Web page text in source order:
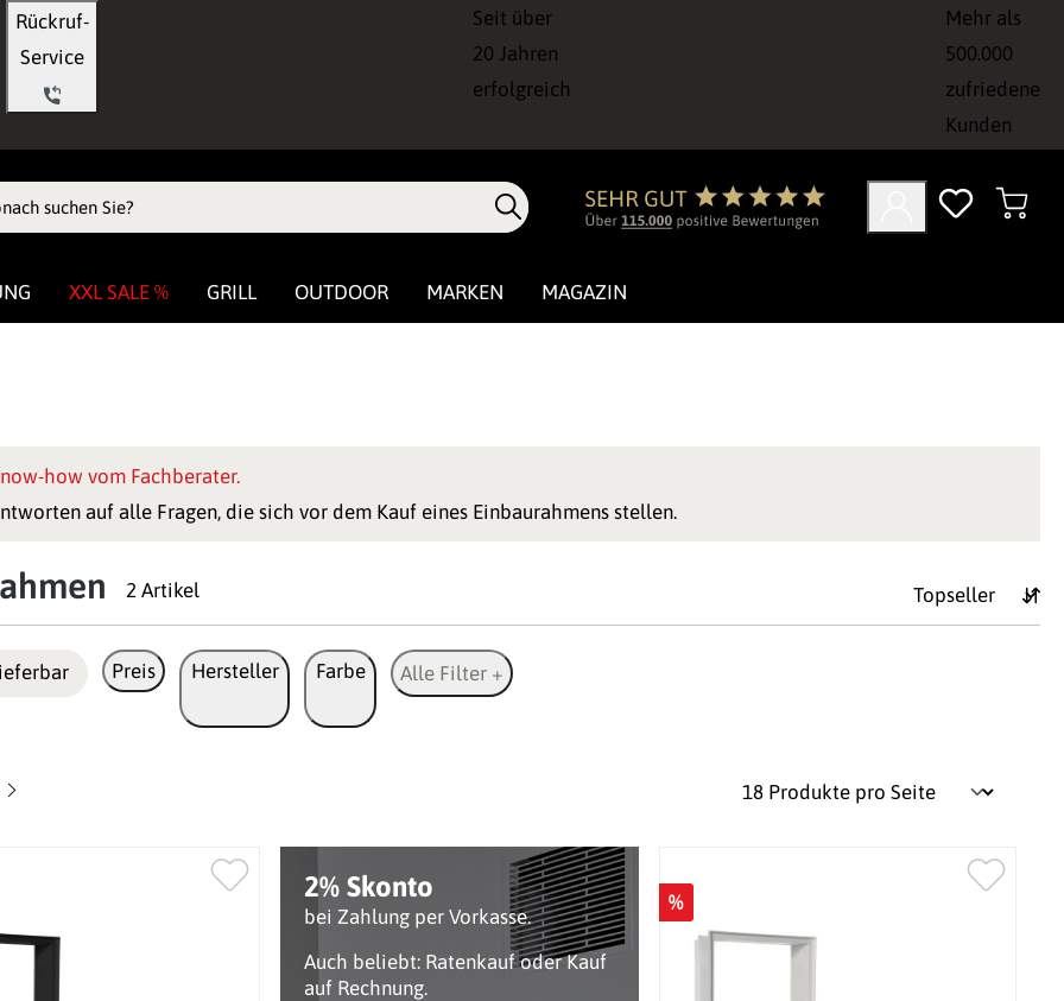
Rückruf-
Seit über
20 Jahren
erfolgreich
Mehr als
500.000
zufriedene
Kunden
XXL SALE % GRILL OUTDOOR MARKEN MAGAZIN
how vom Fachberater.
auf alle Fragen, die sich vor dem Kauf eines Einbaurahmens stellen.
2 Artikel
Preis Hersteller Farbe Alle Filter +
2% Skonto
bei Zahlung per Vorkasse.
Auch beliebt: Ratenkauf oder Kauf
auf Rechnung.
%